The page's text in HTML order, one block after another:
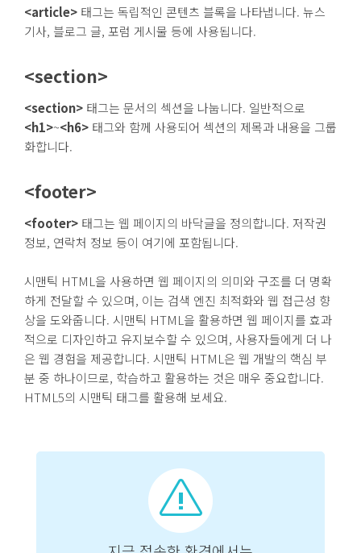
<article> 태그는 독립적인 콘텐츠 블록을 나타냅니다. 뉴스
기사, 블로그 글, 포럼 게시물 등에 사용됩니다.
<section>
<section> 태그는 문서의 섹션을 나눕니다. 일반적으로
<h1>~<h6> 태그와 함께 사용되어 섹션의 제목과 내용을 그룹
화합니다.
<footer>
<footer> 태그는 웹 페이지의 바닥글을 정의합니다. 저작권
정보, 연락처 정보 등이 여기에 포함됩니다.
시맨틱 HTML을 사용하면 웹 페이지의 의미와 구조를 더 명확
하게 전달할 수 있으며, 이는 검색 엔진 최적화와 웹 접근성 향
상을 도와줍니다. 시맨틱 HTML을 활용하면 웹 페이지를 효과
적으로 디자인하고 유지보수할 수 있으며, 사용자들에게 더 나
은 웹 경험을 제공합니다. 시맨틱 HTML은 웹 개발의 핵심 부
분 중 하나이므로, 학습하고 활용하는 것은 매우 중요합니다.
HTML5의 시맨틱 태그를 활용해 보세요.